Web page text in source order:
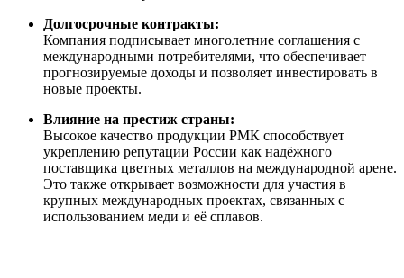
Долгосрочные контракты:
Компания подписывает многолетние соглашения с
международными потребителями, что обеспечивает
прогнозируемые доходы и позволяет инвестировать в
новые проекты.
Влияние на престиж страны:
Высокое качество продукции РМК способствует
укреплению репутации России как надёжного
поставщика цветных металлов на международной арене.
Это также открывает возможности для участия в
крупных международных проектах, связанных с
использованием меди и её сплавов.